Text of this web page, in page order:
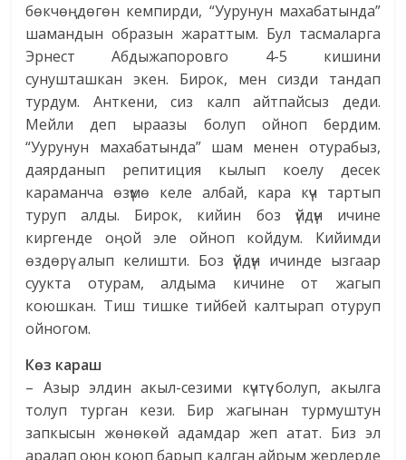
бөкчөңдөгөн кемпирди, “Уурунун махабатында”
шамандын образын жараттым. Бул тасмаларга
Эрнест Абдыжапоровго 4-5 кишини
сунушташкан экен. Бирок, мен сизди тандап
турдум. Анткени, сиз калп айтпайсыз деди.
Мейли деп ыраазы болуп ойноп бердим.
“Уурунун махабатында” шам менен отурабыз,
даярданып репитиция кылып коелу десек
караманча өзүмө келе албай, кара күч тартып
туруп алды. Бирок, кийин боз үйдүн ичине
киргенде оңой эле ойноп койдум. Кийимди
өздөрү алып келишти. Боз үйдүн ичинде ызгаар
суукта отурам, алдыма кичине от жагып
коюшкан. Тиш тишке тийбей калтырап отуруп
ойногом.
Көз караш
– Азыр элдин акыл-сезими күчтүү болуп, акылга
толуп турган кези. Бир жагынан турмуштун
запкысын жөнөкөй адамдар жеп атат. Биз эл
аралап оюн коюп барып калган айрым жерлерде